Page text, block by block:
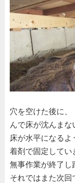
穴を空けた後に、
んで床が沈んまな
床が水平になる
着剤で固定してい
無事作業が終了し
それではまた次回